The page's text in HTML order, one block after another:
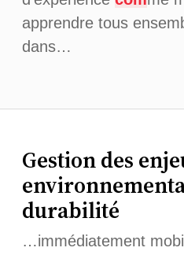
apprendre tous
dans…
Gestion des
durabilité
…immédiatement